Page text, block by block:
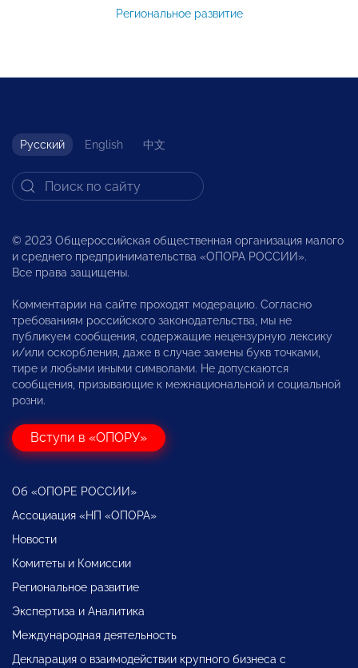
Региональное развитие
Русский English 中文
© 2023 Общероссийская общественная организация малого
и среднего предпринимательства «ОПОРА РОССИИ».
Все права защищены.
Комментарии на сайте проходят модерацию. Согласно
требованиям российского законодательства, мы не
публикуем сообщения, содержащие нецензурную лексику
и/или оскорбления, даже в случае замены букв точками,
тире и любыми иными символами. Не допускаются
сообщения, призывающие к межнациональной и социальной
розни.
Вступи в «ОПОРУ»
Об «ОПОРЕ РОССИИ»
Ассоциация «НП «ОПОРА»
Новости
Комитеты и Комиссии
Региональное развитие
Экспертиза и Аналитика
Международная деятельность
Декларация о взаимодействии крупного бизнеса с